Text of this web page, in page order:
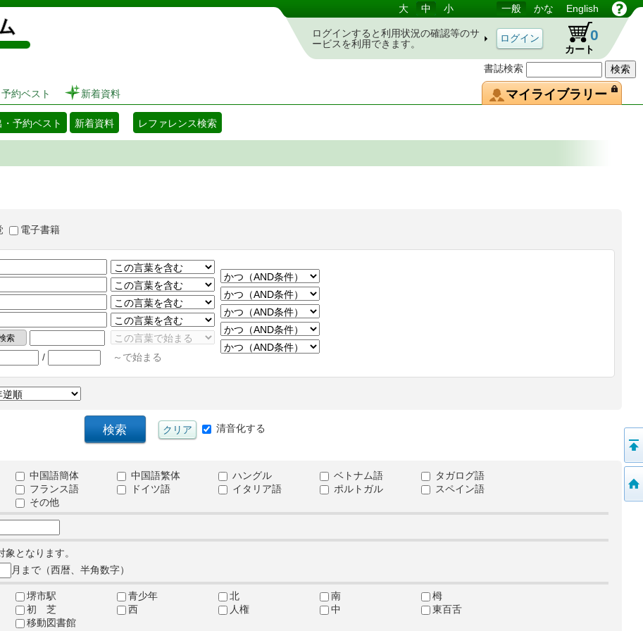
図書館 蔵書検索・予約システム
書誌検索
大 中 小 一般 かな English
ログインすると利用状況の確認等のサ
ービスを利用できます。
カート
0
約ベスト 新着資料 マイライブラリー
・予約ベスト 新着資料 レファレンス検索
電子書籍
/ ～で始まる
清音化する
中国語簡体 中国語繁体 ハングル ベトナム語
タガログ語
フランス語 ドイツ語 イタリア語 ポルトガル
スペイン語
その他
となります。
月まで（西暦、半角数字）
堺市駅 青少年 北 南
栂
初 芝 西 人権 中
東百舌
移動図書館